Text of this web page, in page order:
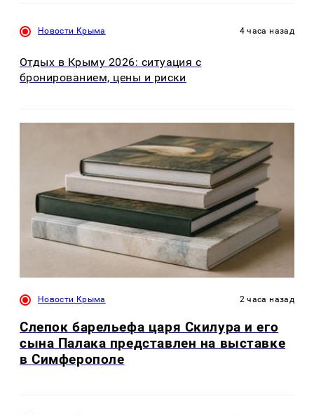
Новости Крыма 4 часа назад
Отдых в Крыму 2026: ситуация с
бронированием, цены и риски
Новости Крыма 2 часа назад
Слепок барельефа царя Скилура и его
сына Палака представлен на выставке
в Симферополе